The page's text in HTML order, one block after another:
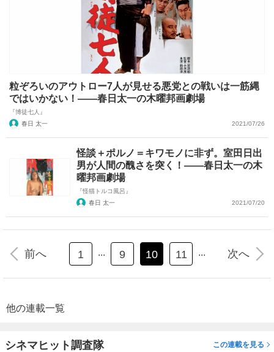
粒ぞろいのアウトロー7人が見せる悪党との戦いは一筋縄
ではいかない！――春日太一の木曜邦画劇場
『博徒七人』
春日 太一
2021/07/26
怪談＋ポルノ＝キワモノに非ず。室田日出
男が人間の醜さを突く！――春日太一の木
曜邦画劇場
『怪猫トルコ風呂』
春日 太一
2021/07/20
前へ 1 ... 9 10 11 ... 次へ
他の連載一覧
シネマヒット調査隊 この連載を見る